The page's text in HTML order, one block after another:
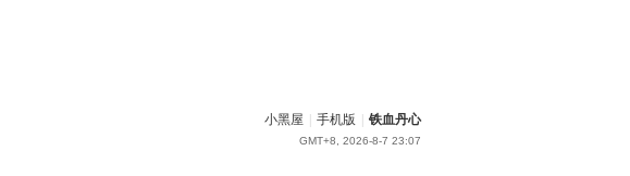
小黑屋 手机版 铁血丹心
GMT+8, 2026-8-7 23:07